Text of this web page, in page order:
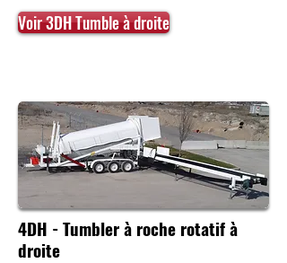
Voir 3DH Tumble à droite
4DH - Tumbler à roche rotatif à
droite